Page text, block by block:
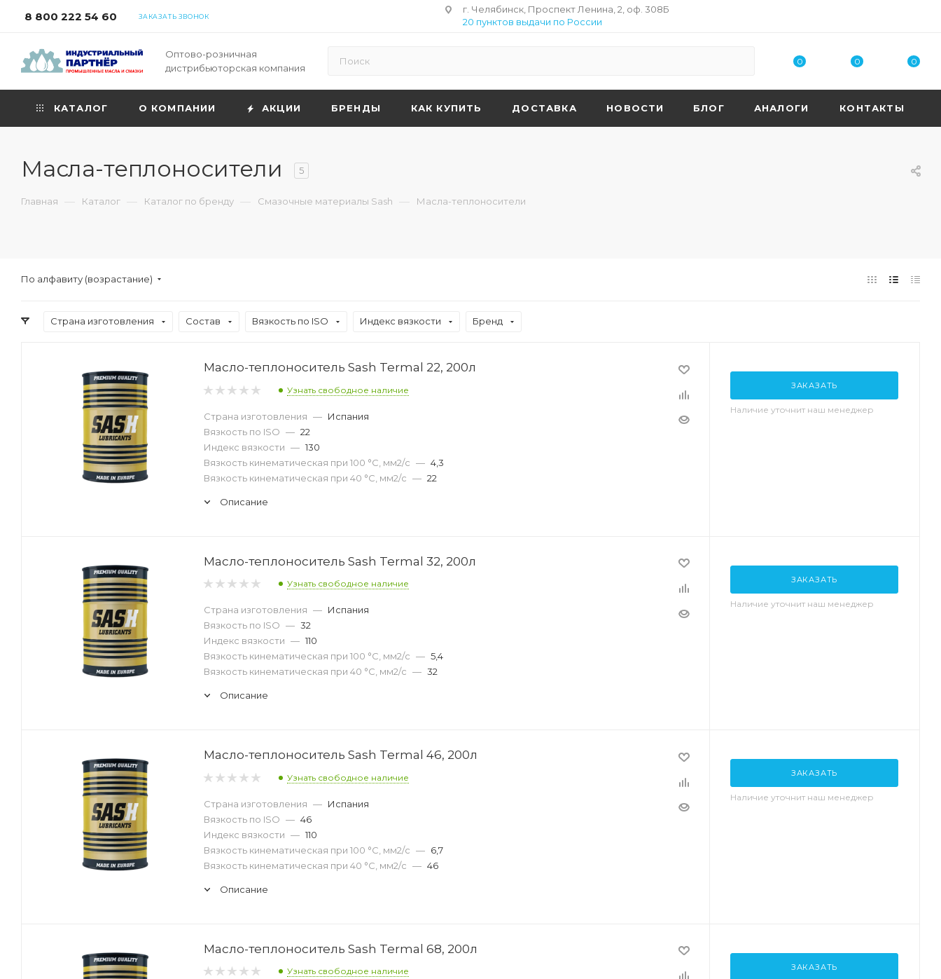
8 800 222 54 60 ЗАКАЗАТЬ ЗВОНОК
г. Челябинск, Проспект Ленина, 2, оф. 308Б
20 пунктов выдачи по России
Оптово-розничная
дистрибьюторская компания
0 0 0
КАТАЛОГ О КОМПАНИИ АКЦИИ БРЕНДЫ КАК КУПИТЬ ДОСТАВКА НОВОСТИ БЛОГ АНАЛОГИ КОНТАКТЫ
Масла-теплоносители 5
Главная — Каталог — Каталог по бренду — Смазочные материалы Sash — Масла-теплоносители
По алфавиту (возрастание)
Страна изготовления Состав Вязкость по ISO Индекс вязкости Бренд
Масло-теплоноситель Sash Termal 22, 200л
Узнать свободное наличие
Страна изготовления — Испания
Вязкость по ISO — 22
Индекс вязкости — 130
Вязкость кинематическая при 100 °С, мм2/с — 4,3
Вязкость кинематическая при 40 °С, мм2/с — 22
Описание
ЗАКАЗАТЬ
Наличие уточнит наш менеджер
Масло-теплоноситель Sash Termal 32, 200л
Узнать свободное наличие
Страна изготовления — Испания
Вязкость по ISO — 32
Индекс вязкости — 110
Вязкость кинематическая при 100 °С, мм2/с — 5,4
Вязкость кинематическая при 40 °С, мм2/с — 32
Описание
ЗАКАЗАТЬ
Наличие уточнит наш менеджер
Масло-теплоноситель Sash Termal 46, 200л
Узнать свободное наличие
Страна изготовления — Испания
Вязкость по ISO — 46
Индекс вязкости — 110
Вязкость кинематическая при 100 °С, мм2/с — 6,7
Вязкость кинематическая при 40 °С, мм2/с — 46
Описание
ЗАКАЗАТЬ
Наличие уточнит наш менеджер
Масло-теплоноситель Sash Termal 68, 200л
Узнать свободное наличие ЗАКАЗАТЬ